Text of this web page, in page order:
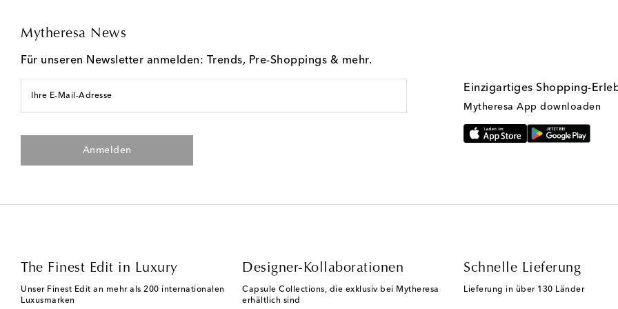
Mytheresa News
Für unseren Newsletter anmelden: Trends, Pre-Shoppings & mehr.
Ihre E-Mail-Adresse
Anmelden
Einzigartiges Shopping-
Mytheresa App downloaden
The Finest Edit in Luxury
Unser Finest Edit an mehr als 200 internationalen
Luxusmarken
Designer-Kollaborationen
Capsule Collections, die exklusiv bei Mytheresa
erhältlich sind
Schnelle Lieferung
Lieferung in über 130 Länder